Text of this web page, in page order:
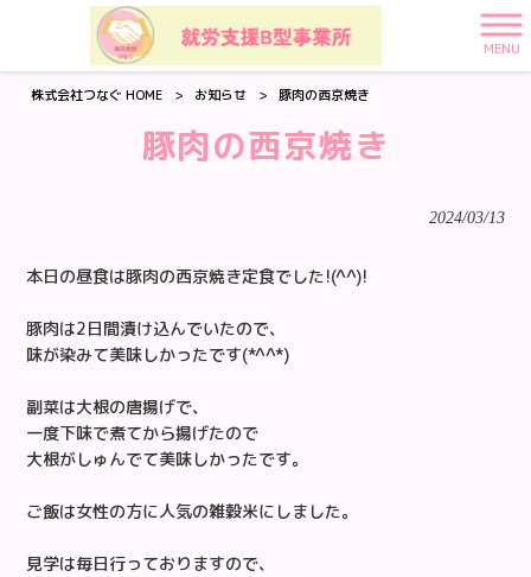
MENU
株式会社つなぐ HOME > お知らせ > 豚肉の西京焼き
豚肉の西京焼き
2024/03/13
本日の昼食は豚肉の西京焼き定食でした!(^^)!
豚肉は2日間漬け込んでいたので、
味が染みて美味しかったです(*^^*)
副菜は大根の唐揚げで、
一度下味で煮てから揚げたので
大根がしゅんでて美味しかったです。
ご飯は女性の方に人気の雑穀米にしました。
見学は毎日行っておりますので、